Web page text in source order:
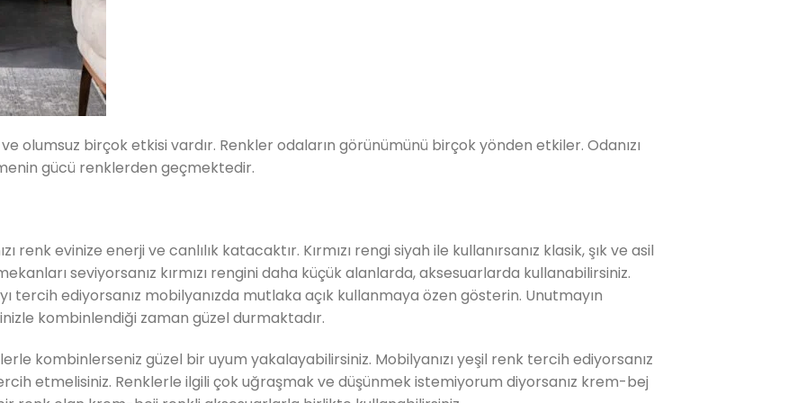
olumsuz birçok etkisi vardır. Renkler odaların görünümünü birçok yönden etkiler. Odanızı
gücü renklerden geçmektedir.
renk evinize enerji ve canlılık katacaktır. Kırmızı rengi siyah ile kullanırsanız klasik, şık ve asil
seviyorsanız kırmızı rengini daha küçük alanlarda, aksesuarlarda kullanabilirsiniz.
tercih ediyorsanız mobilyanızda mutlaka açık kullanmaya özen gösterin. Unutmayın
kombinlendiği zaman güzel durmaktadır.
kombinlerseniz güzel bir uyum yakalayabilirsiniz. Mobilyanızı yeşil renk tercih ediyorsanız
etmelisiniz. Renklerle ilgili çok uğraşmak ve düşünmek istemiyorum diyorsanız krem-bej